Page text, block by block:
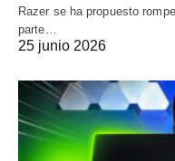
Razer se ha propuesto
parte…
25 junio 2026